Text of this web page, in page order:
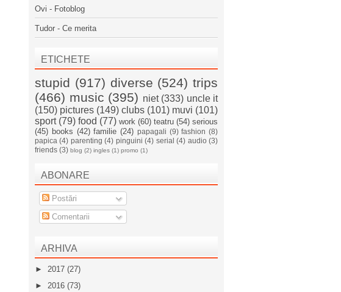
Ovi - Fotoblog
Tudor - Ce merita
ETICHETE
stupid (917) diverse (524) trips
(466) music (395) niet (333) uncle it
(150) pictures (149) clubs (101) muvi (101)
sport (79) food (77) work (60) teatru (54) serious
(45) books (42) familie (24) papagali (9) fashion (8)
papica (4) parenting (4) pinguini (4) serial (4) audio (3)
friends (3) blog (2) ingles (1) promo (1)
ABONARE
Postări
Comentarii
ARHIVA
► 2017 (27)
► 2016 (73)